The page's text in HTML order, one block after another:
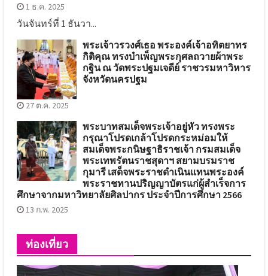
1 ธ.ค. 2025
วันจันทร์ที่ 1 ธันวา...
พระเจ้าวรวงศ์เธอ พระองค์เจ้าอทิตยาทร
กิติคุณ ทรงบำเพ็ญพระกุศลถวายผ้าพระ
กฐิน ณ วัดพระปฐมเจดีย์ ราชวรมหาวิหาร
จังหวัดนครปฐม
27 ต.ค. 2025
พระบาทสมเด็จพระเจ้าอยู่หัว ทรงพระ
กรุณาโปรดเกล้าโปรดกระหม่อมให้
สมเด็จพระกนิษฐาธิราชเจ้า กรมสมเด็จ
พระเทพรัตนราชสุดาฯ สยามบรมราช
กุมารี เสด็จพระราชดำเนินแทนพระองค์
พระราชทานปริญญาบัตรแก่ผู้สำเร็จการ
ศึกษาจากมหาวิทยาลัยศิลปากร ประจำปีการศึกษา 2566
13 ก.พ. 2025
ท่องเที่ยว